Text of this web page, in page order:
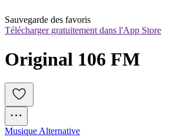
Sauvegarde des favoris
Télécharger gratuitement dans l'App Store
Original 106 FM
Musique Alternative